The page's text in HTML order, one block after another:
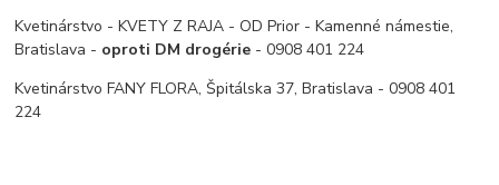
Kvetinárstvo - KVETY Z RAJA - OD Prior - Kamenné námestie,
Bratislava - oproti DM drogérie - 0908 401 224
Kvetinárstvo FANY FLORA, Špitálska 37, Bratislava - 0908 401
224